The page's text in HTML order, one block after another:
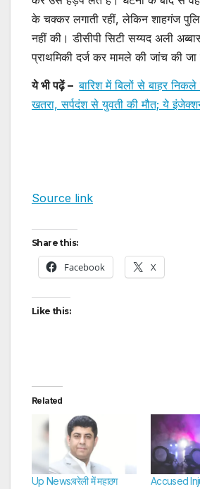
के चक्कर लगाती रहीं, लेकिन शाहगंज
नहीं की। डीसीपी सिटी सय्यद अली
प्राथमिकी दर्ज कर मामले की जांच की जा
ये भी पढ़ें –बारिश में बिलों से बाहर
खतरा, सर्पदंश से युवती की मौत; ये
Source link
Share this:
Facebook X
Like this:
Related
Up News:बरेली में महाठग
Accused